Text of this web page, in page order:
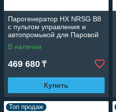
Парогенератор HX NRSG B8
c пультом управления и
автопромыкой для Паровой
комнаты (Мощность 8 кВт,
объем 3-9 м3)
В наличии
469 680 ₸
Купить
Топ продаж